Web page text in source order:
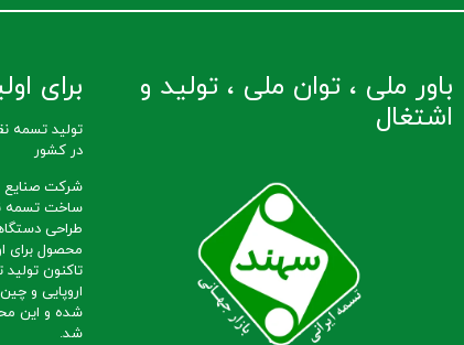
باور ملی ، توان ملی ، تولید و
اشتغال
برای
در کشور
شرکت صنایع
طراحی
محصول برای
تاکنون تولید
اروپایی و
شده و این
شد.